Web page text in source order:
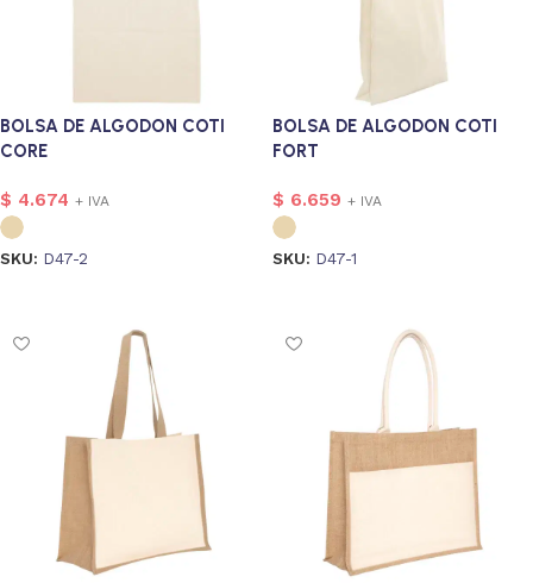
BOLSA DE ALGODON COTI
CORE
$ 4.674 + IVA
SKU: D47-2
BOLSA DE ALGODON COTI
FORT
$ 6.659 + IVA
SKU: D47-1